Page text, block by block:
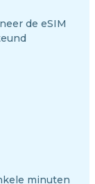
de eSIM
minuten